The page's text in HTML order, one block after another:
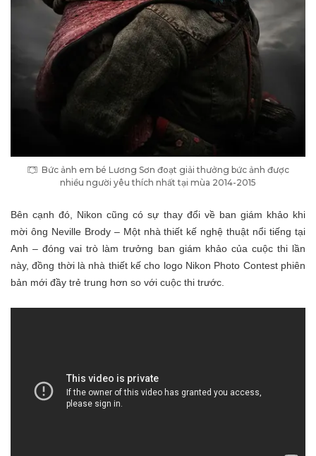
Bức ảnh em bé Lương Sơn đoạt giải thưởng bức ảnh được
nhiều người yêu thích nhất tại mùa 2014-2015
Bên cạnh đó, Nikon cũng có sự thay đổi về ban giám khảo khi
mời ông Neville Brody – Một nhà thiết kế nghệ thuật nổi tiếng tại
Anh – đóng vai trò làm trưởng ban giám khảo của cuộc thi lần
này, đồng thời là nhà thiết kế cho logo Nikon Photo Contest phiên
bản mới đầy trẻ trung hơn so với cuộc thi trước.